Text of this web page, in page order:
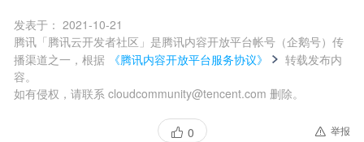
发表于： 2021-10-21
腾讯「腾讯云开发者社区」是腾讯内容开放平台帐号（企鹅号）传
播渠道之一，根据
《腾讯内容开放平台服务协议》
转载发布内
容。
如有侵权，请联系 cloudcommunity@tencent.com 删除。
0 举报